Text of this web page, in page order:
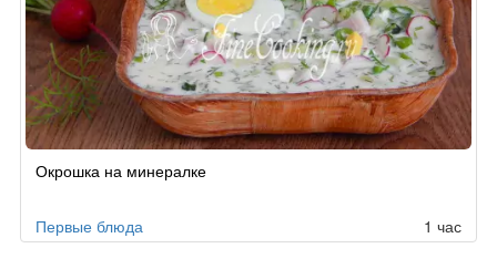
Окрошка на минералке
Первые блюда 1 час